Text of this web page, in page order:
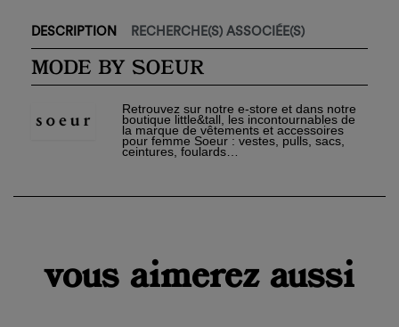
add_circle_outline
Créer
DESCRIPTION RECHERCHE(S) ASSOCIÉE(S)
MODE BY SOEUR
Retrouvez sur notre e-store et dans notre
boutique little&tall, les incontournables de
la marque de vêtements et accessoires
pour femme Soeur : vestes, pulls, sacs,
ceintures, foulards…
vous aimerez aussi